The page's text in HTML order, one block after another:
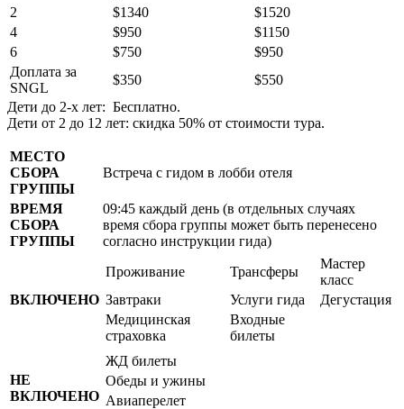
2
$1340
$1520
4
$950
$1150
6
$750
$950
Доплата за
SNGL
$350
$550
Дети до 2-х лет: Бесплатно.
Дети от 2 до 12 лет: скидка 50% от стоимости тура.
МЕСТО
СБОРА
ГРУППЫ
Встреча с гидом в лобби отеля
ВРЕМЯ
СБОРА
ГРУППЫ
09:45 каждый день (в отдельных случаях
время сбора группы может быть перенесено
согласно инструкции гида)
ВКЛЮЧЕНО
Проживание Трансферы
Мастер
класс
Завтраки
Услуги гида
Дегустация
Медицинская
страховка
Входные
билеты
НЕ
ВКЛЮЧЕНО
ЖД билеты
Обеды и ужины
Авиаперелет